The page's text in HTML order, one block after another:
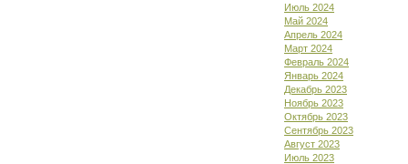
Июль 2024
Май 2024
Апрель 2024
Март 2024
Февраль 2024
Январь 2024
Декабрь 2023
Ноябрь 2023
Октябрь 2023
Сентябрь 2023
Август 2023
Июль 2023